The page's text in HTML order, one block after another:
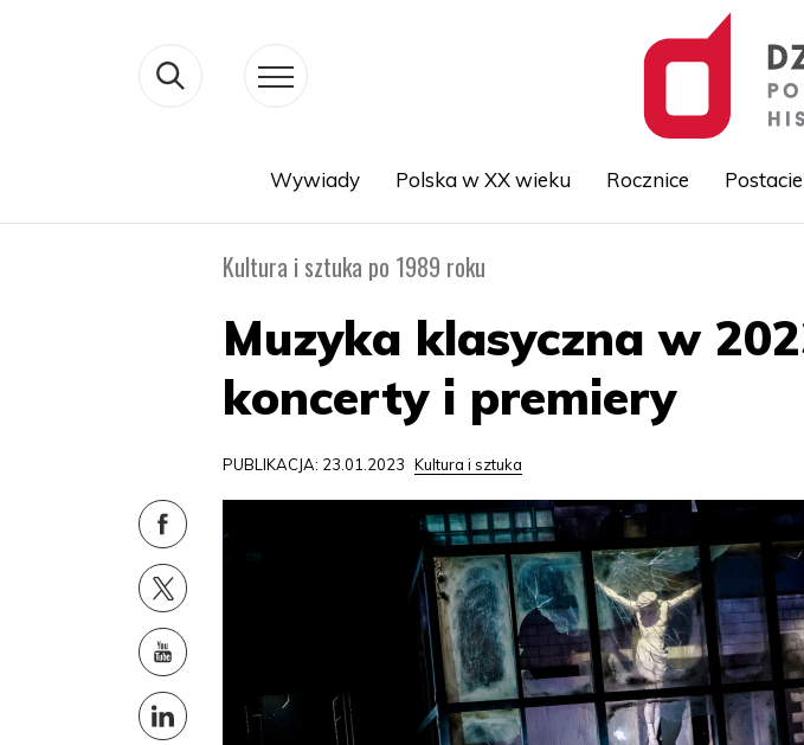
Wywiady Polska w XX wieku Rocznice Postacie
Kultura i sztuka po 1989 roku
Muzyka klasyczna w
koncerty i premiery
PUBLIKACJA: 23.01.2023 Kultura i sztuka